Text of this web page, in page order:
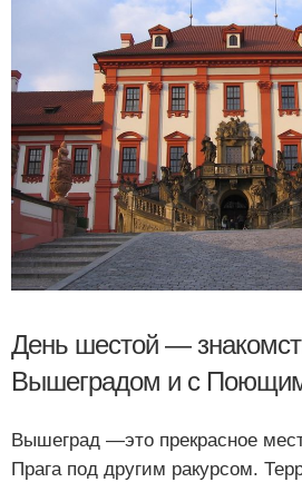
День шестой —
Вышеградом и с
Вышеград —это прекрасное
Прага под другим ракурсом.